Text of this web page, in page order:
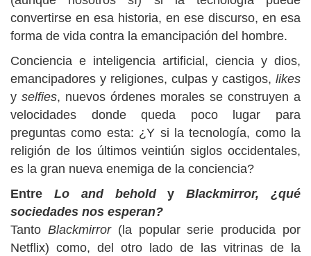
convertirse en esa historia, en ese discurso, en esa
forma de vida contra la emancipación del hombre.
Conciencia e inteligencia artificial, ciencia y dios,
emancipadores y religiones, culpas y castigos, likes
y selfies, nuevos órdenes morales se construyen a
velocidades donde queda poco lugar para
preguntas como esta: ¿Y si la tecnología, como la
religión de los últimos veintiún siglos occidentales,
es la gran nueva enemiga de la conciencia?
Entre Lo and beholdyBlackmirror, ¿qué
sociedades nos esperan?
Tanto Blackmirror(la popular serie producida por
Netflix) como, del otro lado de las vitrinas de la